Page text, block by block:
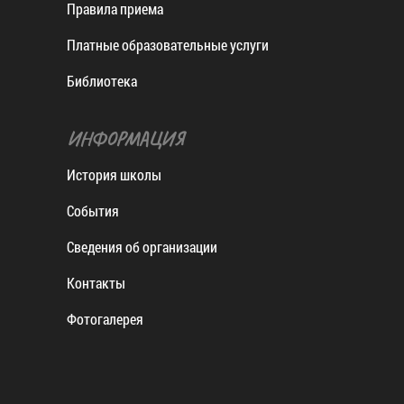
Правила приема
Платные образовательные услуги
Библиотека
ИНФОРМАЦИЯ
История школы
События
Сведения об организации
Контакты
Фотогалерея